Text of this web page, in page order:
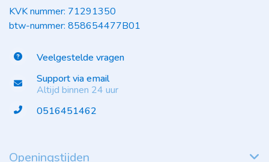
KVK nummer: 71291350
btw-nummer: 858654477B01
Veelgestelde vragen
Support via email
Altijd binnen 24 uur
0516451462
Openingstijden